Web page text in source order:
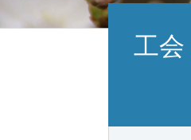
工会